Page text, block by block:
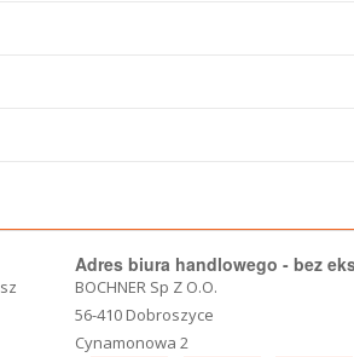
Adres biura handlowego - bez
BOCHNER Sp Z O.O.
56-410 Dobroszyce
Cynamonowa 2